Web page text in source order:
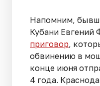
Напомним,
Кубани Евгений
приговор,
обвинению в
конце июня
4 года.